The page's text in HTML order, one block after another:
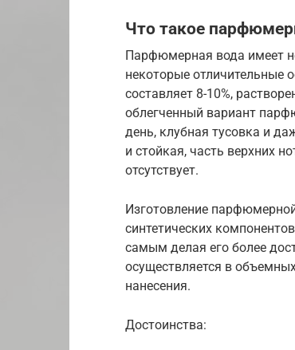
Что такое
Парфюмерная вода имеет
некоторые отличительные
составляет 8-10%,
облегченный вариант
день, клубная тусовка и
и стойкая, часть верхних
отсутствует.
Изготовление
синтетических
самым делая его более
осуществляется в
нанесения.
Достоинства: